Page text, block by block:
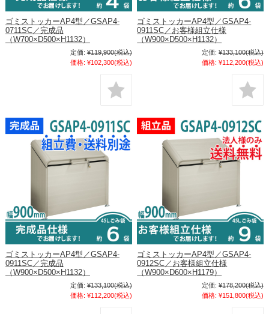
ゴミストッカーAP4型／GSAP4-
0711SC／完成品
（W700×D500×H1132）
定価: ¥119,900(税込)
価格: ¥102,300(税込)
ゴミストッカーAP4型／GSAP4-
0911SC／お客様組立仕様
（W900×D500×H1132）
定価: ¥133,100(税込)
価格: ¥112,200(税込)
ゴミストッカーAP4型／GSAP4-
0911SC／完成品
（W900×D500×H1132）
定価: ¥133,100(税込)
価格: ¥112,200(税込)
ゴミストッカーAP4型／GSAP4-
0912SC／お客様組立仕様
（W900×D600×H1179）
定価: ¥178,200(税込)
価格: ¥151,800(税込)